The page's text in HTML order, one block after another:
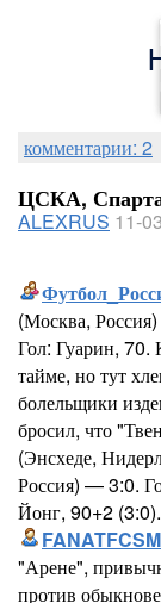
комментарии: 2
ЦСКА,
ALEXRUS 11-
(Москва,
Гол: Гуарин, 70.
тайме, но тут
болельщики
бросил, что
(Энсхеде,
Россия) — 3:0.
Йонг, 90+2 (3:0).
FANATFCSM
"Арене",
против